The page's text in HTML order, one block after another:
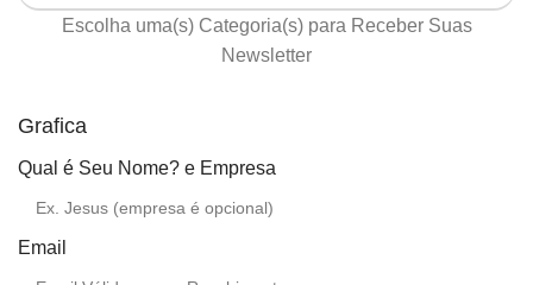
Escolha uma(s) Categoria(s) para Receber Suas
Newsletter
Grafica
Qual é Seu Nome? e Empresa
Email